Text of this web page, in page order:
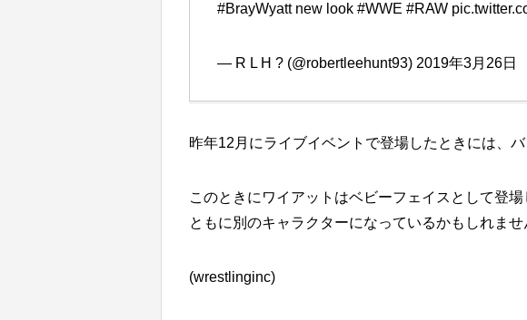
#BrayWyattnew look #WWE #RAW
— R L H ? (@robertleehunt93) 2019年3月26日
昨年12月にライブイベントで登場したときには、
このときにワイアットはベビーフェイスとして登
ともに別のキャラクターになっているかもしれませ
(wrestlinginc)